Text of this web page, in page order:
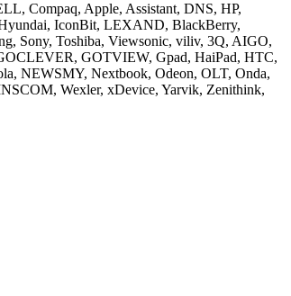
Compaq, Apple, Assistant, DNS, HP,
IconBit, LEXAND, BlackBerry,
Sony, Toshiba, Viewsonic, viliv, 3Q, AIGO,
GOTVIEW, Gpad, HaiPad, HTC,
NEWSMY, Nextbook, Odeon, OLT, Onda,
Wexler, xDevice, Yarvik, Zenithink,